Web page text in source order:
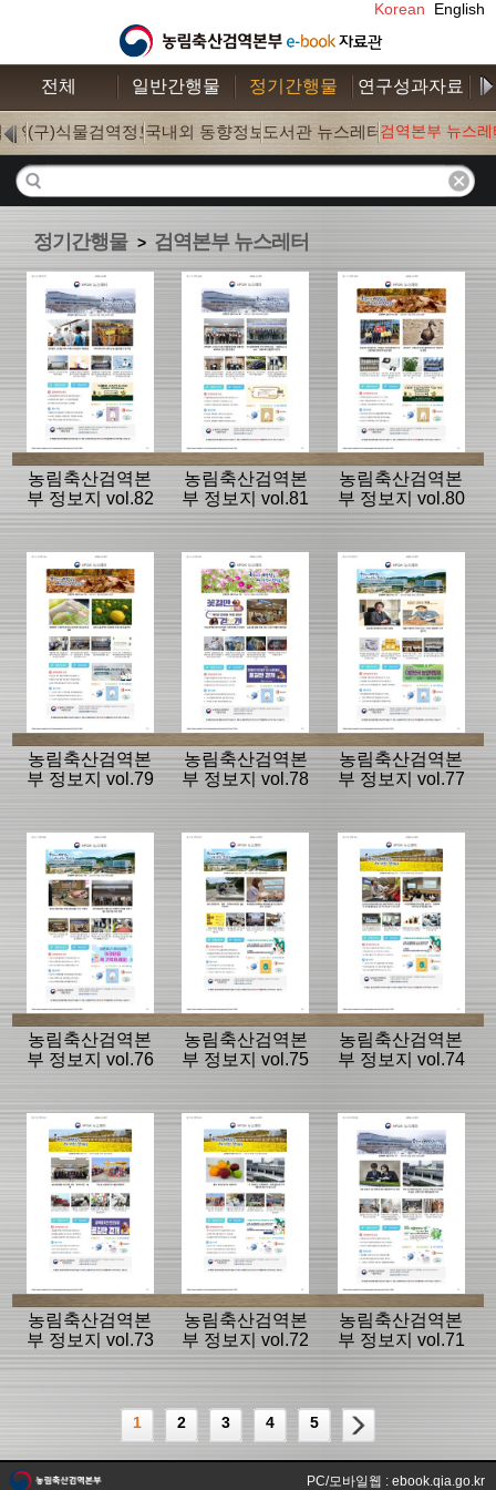
Korean English
전체 일반간행물 정기간행물 연구성과자료
검역(0)
(구)식물검역정보(0)
국내외 동향정보(177)
도서관 뉴스레터(18)
검역본부 뉴스레
정기간행물 > 검역본부 뉴스레터
농림축산검역본
부 정보지 vol.82
농림축산검역본
부 정보지 vol.81
농림축산검역본
부 정보지 vol.80
농림축산검역본
부 정보지 vol.79
농림축산검역본
부 정보지 vol.78
농림축산검역본
부 정보지 vol.77
농림축산검역본
부 정보지 vol.76
농림축산검역본
부 정보지 vol.75
농림축산검역본
부 정보지 vol.74
농림축산검역본
부 정보지 vol.73
농림축산검역본
부 정보지 vol.72
농림축산검역본
부 정보지 vol.71
1 2 3 4 5
PC/모바일웹 : ebook.qia.go.kr